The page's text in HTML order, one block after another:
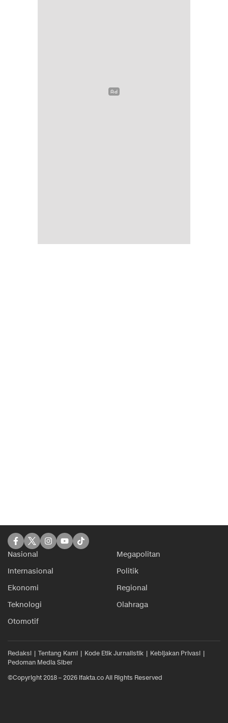
Nasional
Megapolitan
Internasional
Politik
Ekonomi
Regional
Teknologi
Olahraga
Otomotif
Redaksi Tentang Kami Kode Etik Jurnalistik
Kebijakan Privasi
Pedoman Media Siber
©Copyright 2018 – 2026 ifakta.co All Rights Reserved